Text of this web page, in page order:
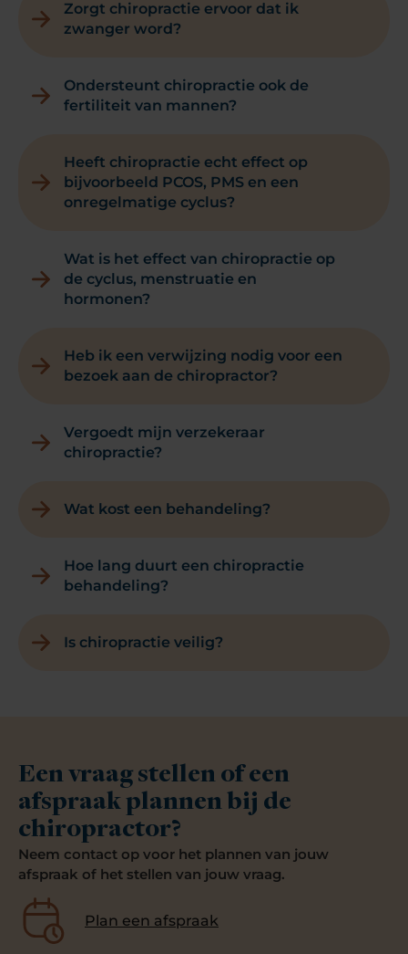
Zorgt chiropractie ervoor dat ik
zwanger word?
Ondersteunt chiropractie ook de
fertiliteit van mannen?
Heeft chiropractie echt effect op
bijvoorbeeld PCOS, PMS en een
onregelmatige cyclus?
Wat is het effect van chiropractie op
de cyclus, menstruatie en
hormonen?
Heb ik een verwijzing nodig voor een
bezoek aan de chiropractor?
Vergoedt mijn verzekeraar
chiropractie?
Wat kost een behandeling?
Hoe lang duurt een chiropractie
behandeling?
Is chiropractie veilig?
Een vraag stellen of een
afspraak plannen bij de
chiropractor?
Neem contact op voor het plannen van jouw
afspraak of het stellen van jouw vraag.
Plan een afspraak